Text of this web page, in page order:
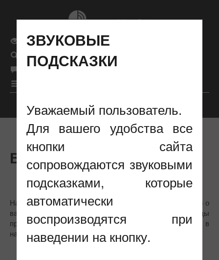
ЗВУКОВЫЕ
ПОДСКАЗКИ
Уважаемый пользователь.
Для вашего удобства все
кнопки сайта
сопровождаются звуковыми
подсказками, которые
автоматически
воспроизводятся при
наведении на кнопку.
Обычная версия сайта
Поиск
Язык сайта
рус| бел| eng
Настройки отображения
ВАКАНСИИ
На этой странице Вы найдете актуальную информацию о
вакансиях на нашем предприятии. Мы всегда рады
принять талантливых и трудолюбивых специалистов в
наш дружный коллектив.